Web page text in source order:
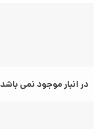
در انبار موجود نمی باشد